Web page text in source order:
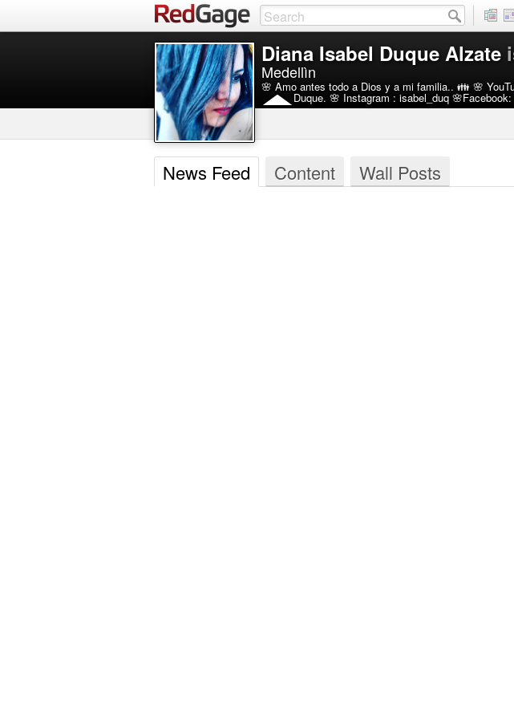
Diana Isabel Duque Alzate
Medellìn
🌸 Amo antes todo a Dios y a mi familia.. 👪 🌸
Duque. 🌸 Instagram : isabel_duq 🌸Facebook:
News Feed Content Wall Posts